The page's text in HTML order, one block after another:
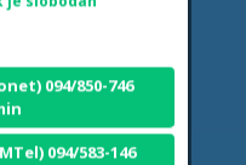
094/850-746
094/583-146